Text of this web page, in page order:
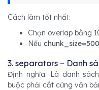
Cách làm tốt nhất:
Chọn overlap bằng
Nếu chunk_size=500
3. separators – Danh
Định nghĩa: Là danh
buộc phải cắt cứng văn